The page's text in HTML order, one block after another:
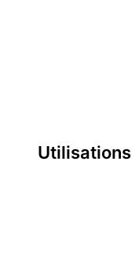
Utilisations